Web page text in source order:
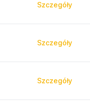
Szczegóły
Szczegóły
Szczegóły